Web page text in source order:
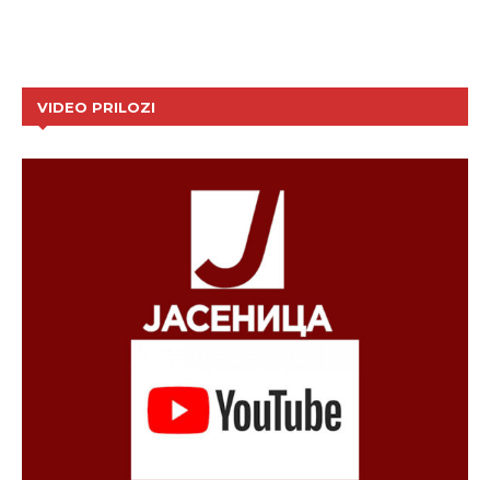
VIDEO PRILOZI